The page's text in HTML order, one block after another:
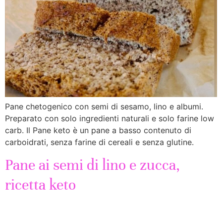
Pane chetogenico con semi di sesamo, lino e albumi.
Preparato con solo ingredienti naturali e solo farine low
carb. Il Pane keto è un pane a basso contenuto di
carboidrati, senza farine di cereali e senza glutine.
Pane ai semi di lino e zucca,
ricetta keto